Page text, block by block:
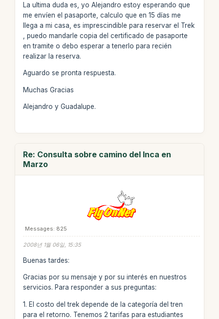
La ultima duda es, yo Alejandro estoy esperando que
me envíen el pasaporte, calculo que en 15 días me
llega a mi casa, es imprescindible para reservar el Trek
, puedo mandarle copia del certificado de pasaporte
en tramite o debo esperar a tenerlo para recién
realizar la reserva.
Aguardo se pronta respuesta.
Muchas Gracias
Alejandro y Guadalupe.
Re: Consulta sobre camino del Inca en
Marzo
Messages: 825
2008년 1월 06일, 15:35
Buenas tardes:
Gracias por su mensaje y por su interés en nuestros
servicios. Para responder a sus preguntas:
1. El costo del trek depende de la categoría del tren
para el retorno. Tenemos 2 tarifas para estudiantes